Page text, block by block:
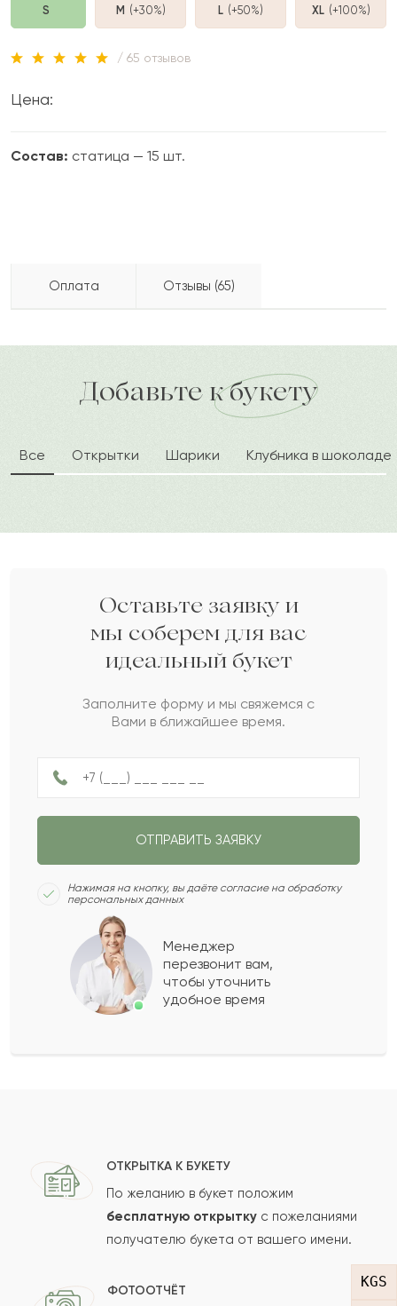
KGS
S M (+30%) L (+50%) XL (+100%)
/ 65 отзывов
Цена:
Состав: статица — 15 шт.
Оплата Отзывы (65)
доставка по городу в течение часа
Ш 2022-09-25
Шакира
2022-09-21
Е 2022-09-03
Елена
Л 2022-07-10
Людовика
2022-06-21
Ефимий
2022-06-01
Роксана
Асем
М Махинур
Зиягуль
Показать еще
Ваш e-mail
Отзыв
Добавьте к букету
Все Открытки Шарики Клубника в шоколаде
Оставьте заявку и
мы соберем для вас
идеальный букет
Заполните форму и мы свяжемся с
Вами в ближайшее время.
ОТПРАВИТЬ ЗАЯВКУ
Нажимая на кнопку, вы даёте согласие на обработку
персональных данных
Менеджер
перезвонит вам,
чтобы уточнить
удобное время
ОТКРЫТКА К БУКЕТУ
По желанию в букет положим
бесплатную открытку с пожеланиями
получателю букета от вашего имени.
ФОТООТЧЁТ